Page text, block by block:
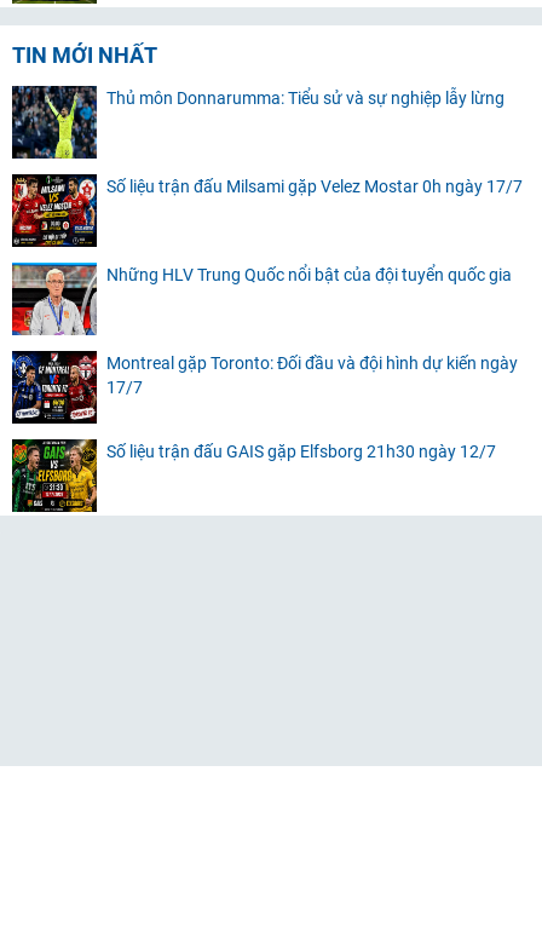
TIN MỚI NHẤT
Thủ môn Donnarumma: Tiểu sử và sự nghiệp lẫy lừng
Số liệu trận đấu Milsami gặp Velez Mostar 0h ngày 17/7
Những HLV Trung Quốc nổi bật của đội tuyển quốc gia
Montreal gặp Toronto: Đối đầu và đội hình dự kiến ngày
17/7
Số liệu trận đấu GAIS gặp Elfsborg 21h30 ngày 12/7